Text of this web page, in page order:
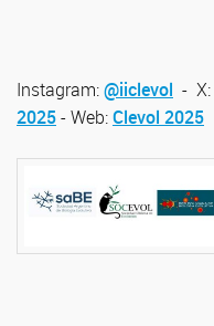
Instagram:@iiclevol - X:
2025- Web:Clevol 2025